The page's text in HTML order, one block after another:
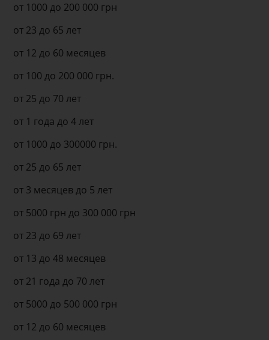
от 1000 до 200 000 грн
от 23 до 65 лет
от 12 до 60 месяцев
от 100 до 200 000 грн.
от 25 до 70 лет
от 1 года до 4 лет
от 1000 до 300000 грн.
от 25 до 65 лет
от 3 месяцев до 5 лет
от 5000 грн до 300 000 грн
от 23 до 69 лет
от 13 до 48 месяцев
от 21 года до 70 лет
от 5000 до 500 000 грн
от 12 до 60 месяцев